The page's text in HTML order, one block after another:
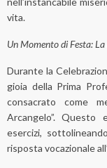
vita.
Un Momento di Festa:
Durante la
gioia della Prima
consacrato come
Arcangelo”. Questo
esercizi,
risposta vocazionale